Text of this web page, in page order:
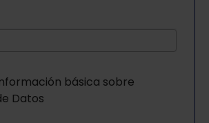
básica sobre
Datos